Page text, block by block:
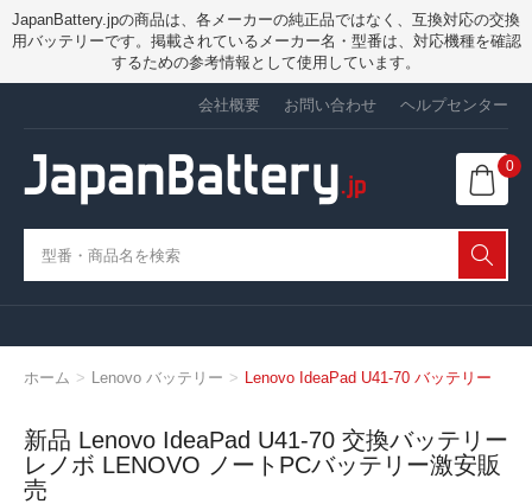
JapanBattery.jpの商品は、各メーカーの純正品ではなく、互換対応の交換
用バッテリーです。掲載されているメーカー名・型番は、対応機種を確認
するための参考情報として使用しています。
会社概要 お問い合わせ ヘルプセンター
0
ホーム Lenovo バッテリー Lenovo IdeaPad U41-70 バッテリー
新品 Lenovo IdeaPad U41-70 交換バッテリー
レノボ LENOVO ノートPCバッテリー激安販
売